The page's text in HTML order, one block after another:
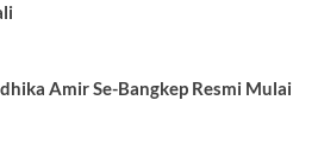
Amir Se-Bangkep Resmi Mulai